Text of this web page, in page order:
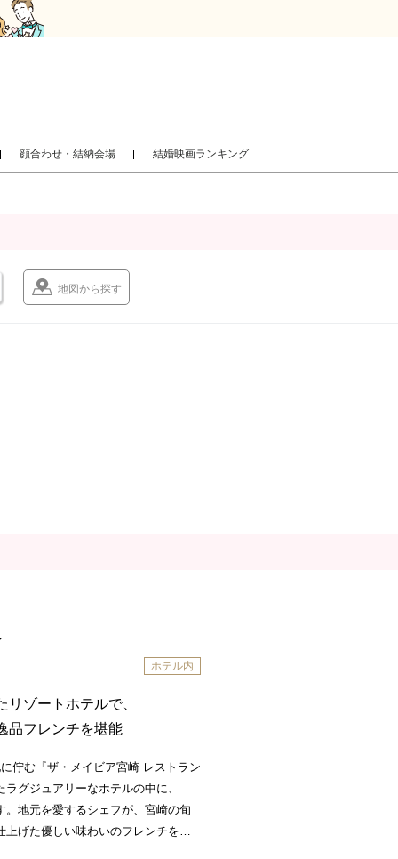
顔合わせ・結納会場 結婚映画ランキング
地図から探す
ホテル内
ゾートホテルで、
品フレンチを堪能
佇む『ザ・メイビア宮崎 レストラン
グジュアリーなホテルの中に、
。地元を愛するシェフが、宮崎の旬
げた優しい味わいのフレンチを提